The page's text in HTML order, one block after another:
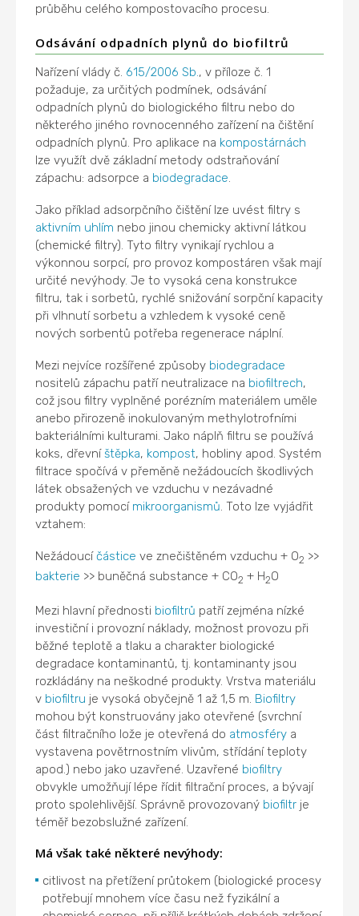
průběhu celého kompostovacího procesu.
Odsávání odpadních plynů do biofiltrů
Nařízení vlády č. 615/2006 Sb., v příloze č. 1
požaduje, za určitých podmínek, odsávání
odpadních plynů do biologického filtru nebo do
některého jiného rovnocenného zařízení na čištění
odpadních plynů. Pro aplikace na kompostárnách
lze využít dvě základní metody odstraňování
zápachu: adsorpce a biodegradace.
Jako příklad adsorpčního čištění lze uvést filtry s
aktivním uhlím nebo jinou chemicky aktivní látkou
(chemické filtry). Tyto filtry vynikají rychlou a
výkonnou sorpcí, pro provoz kompostáren však mají
určité nevýhody. Je to vysoká cena konstrukce
filtru, tak i sorbetů, rychlé snižování sorpční kapacity
při vlhnutí sorbetu a vzhledem k vysoké ceně
nových sorbentů potřeba regenerace náplní.
Mezi nejvíce rozšířené způsoby biodegradace
nositelů zápachu patří neutralizace na biofiltrech,
což jsou filtry vyplněné porézním materiálem uměle
anebo přirozeně inokulovaným methylotrofními
bakteriálními kulturami. Jako náplň filtru se používá
koks, dřevníštěpka, kompost, hobliny apod. Systém
filtrace spočívá v přeměně nežádoucích škodlivých
látek obsažených ve vzduchu v nezávadné
produkty pomocí mikroorganismů. Toto lze vyjádřit
vztahem:
Nežádoucíčástice ve znečištěném vzduchu + O2 >>
bakterie >> buněčná substance + CO2 + H2O
Mezi hlavní přednosti biofiltrů patří zejména nízké
investiční i provozní náklady, možnost provozu při
běžné teplotě a tlaku a charakter biologické
degradace kontaminantů, tj. kontaminanty jsou
rozkládány na neškodné produkty. Vrstva materiálu
v biofiltru je vysoká obyčejně 1 až 1,5 m. Biofiltry
mohou být konstruovány jako otevřené (svrchní
část filtračního lože je otevřená do atmosféry a
vystavena povětrnostním vlivům, střídání teploty
apod.) nebo jako uzavřené. Uzavřené biofiltry
obvykle umožňují lépe řídit filtrační proces, a bývají
proto spolehlivější. Správně provozovaný biofiltr je
téměř bezobslužné zařízení.
Má však také některé nevýhody:
citlivost na přetížení průtokem (biologické procesy
potřebují mnohem více času než fyzikální a